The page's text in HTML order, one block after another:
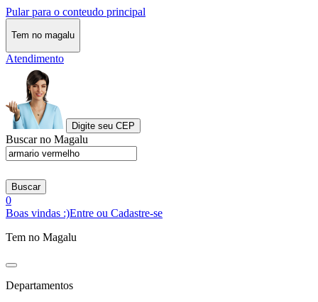
Pular para o conteudo principal
Tem no magalu
Atendimento
Digite seu CEP
Buscar no Magalu
Buscar
0
Boas vindas :)Entre ou Cadastre-se
Tem no Magalu
Departamentos